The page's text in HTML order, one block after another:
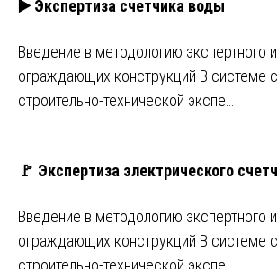
▶️ Экспертиза счетчика воды
Введение в методологию экспертного
ограждающих конструкций В системе
строительно-технической экспе…
🚩 Экспертиза электрического
Введение в методологию экспертного
ограждающих конструкций В системе
строительно-технической экспе…